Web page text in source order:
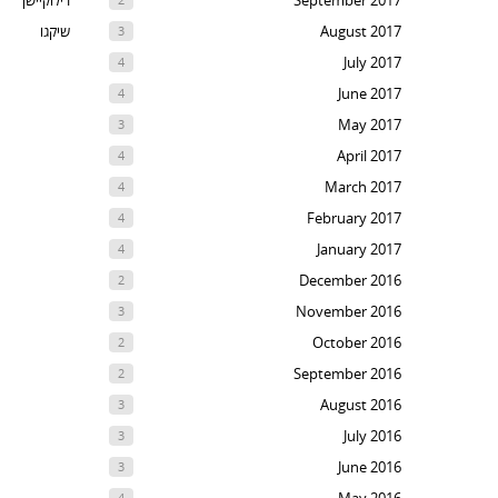
שיקגו
August 2017
3
July 2017
4
June 2017
4
May 2017
3
April 2017
4
March 2017
4
February 2017
4
January 2017
4
December 2016
2
November 2016
3
October 2016
2
September 2016
2
August 2016
3
July 2016
3
June 2016
3